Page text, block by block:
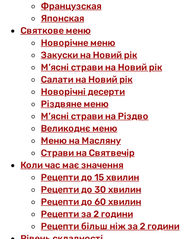
Французская
Японская
Святкове меню
Новорічне меню
Закуски на Новий рік
М’ясні страви на Новий рік
Салати на Новий рік
Новорічні десерти
Різдвяне меню
М’ясні страви на Різдво
Великоднє меню
Меню на Масляну
Страви на Святвечір
Коли час має значення
Рецепти до 15 хвилин
Рецепти до 30 хвилин
Рецепти до 60 хвилин
Рецепти за 2 години
Рецепти більш ніж за 2 години